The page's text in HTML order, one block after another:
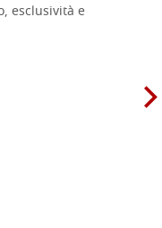
esclusività e